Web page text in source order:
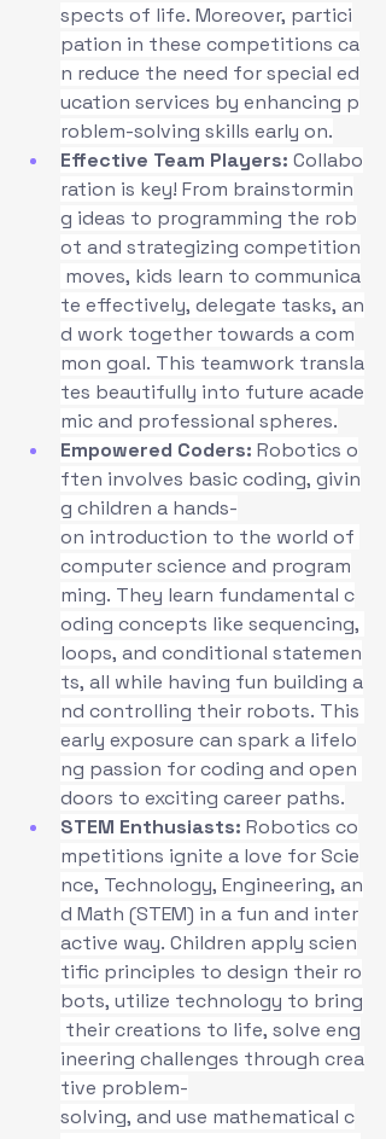
spects of life. Moreover, partici
pation in these competitions ca
n reduce the need for special ed
ucation services by enhancing p
roblem-solving skills early on.
Effective Team Players: Collabo
ration is key! From brainstormin
g ideas to programming the rob
ot and strategizing competition
moves, kids learn to communica
te effectively, delegate tasks, an
d work together towards a com
mon goal. This teamwork transla
tes beautifully into future acade
mic and professional spheres.
Empowered Coders: Robotics o
ften involves basic coding, givin
g children a hands-
on introduction to the world of
computer science and program
ming. They learn fundamental c
oding concepts like sequencing,
loops, and conditional statemen
ts, all while having fun building a
nd controlling their robots. This
early exposure can spark a lifelo
ng passion for coding and open
doors to exciting career paths.
STEM Enthusiasts: Robotics co
mpetitions ignite a love for Scie
nce, Technology, Engineering, an
d Math (STEM) in a fun and inter
active way. Children apply scien
tific principles to design their ro
bots, utilize technology to bring
their creations to life, solve eng
ineering challenges through crea
tive problem-
solving, and use mathematical c